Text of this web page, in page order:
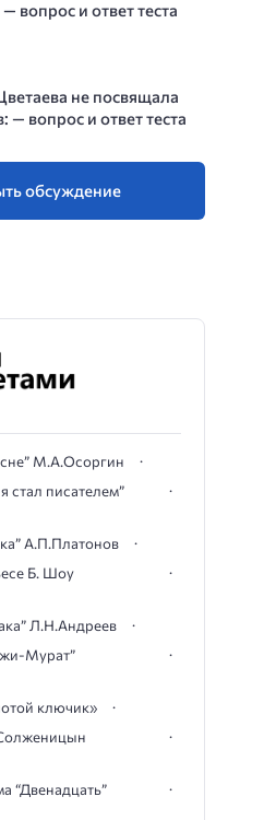
вопрос и ответ теста
не посвящала
— вопрос и ответ теста
обсуждение
М.А.Осоргин
стал писателем”
А.П.Платонов
Б. Шоу
Л.Н.Андреев
Мурат”
ключик»
“Двенадцать”